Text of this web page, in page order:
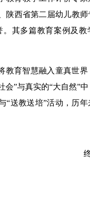
陕西省第二届幼儿教师
其多篇教育案例及教
教育智慧融入童真世
”与真实的“大自然”
送教送培”活动，历年